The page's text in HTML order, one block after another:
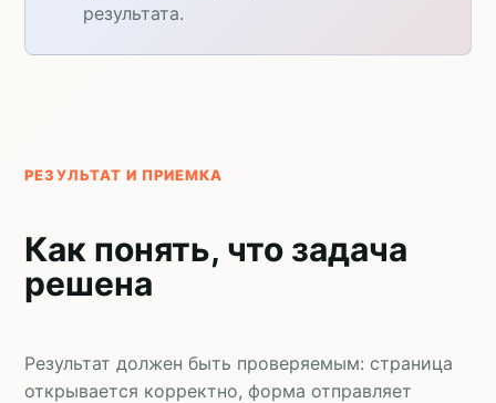
результата.
РЕЗУЛЬТАТ И ПРИЕМКА
Как понять, что задача
решена
Результат должен быть проверяемым: страница
открывается корректно, форма отправляет